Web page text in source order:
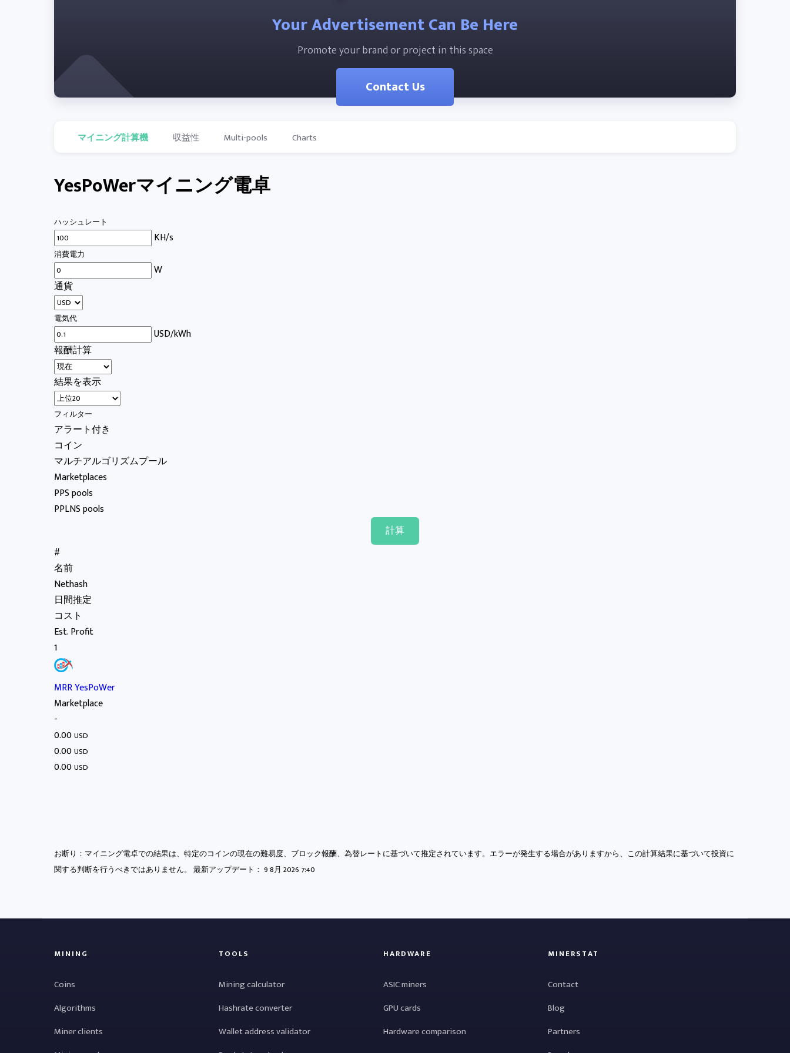
Your Advertisement Can Be Here
Promote your brand or project in this space
Contact Us
マイニング計算機 収益性 Multi-pools Charts
YesPoWerマイニング電卓
ハッシュレート
KH/s
消費電力
W
通貨
電気代
USD/kWh
報酬計算
結果を表示
フィルター
アラート付き
コイン
マルチアルゴリズムプール
Marketplaces
PPS pools
PPLNS pools
#
名前
Nethash
日間推定
コスト
Est. Profit
1
MRR YesPoWer
Marketplace
-
0.00USD
0.00USD
0.00USD
お断り：マイニング電卓での結果は、特定のコインの現在の難易度、ブロック報酬、為替レートに基づいて推定されています。エラーが発生する場合がありますから、この計算結果に基づいて投資に
関する判断を行うべきではありません。 最新アップデート： 9 8月 2026 7:40
MINING
Coins
Algorithms
Miner clients
TOOLS
Mining calculator
Hashrate converter
Wallet address validator
HARDWARE
ASIC miners
GPU cards
Hardware comparison
MINERSTAT
Contact
Blog
Partners